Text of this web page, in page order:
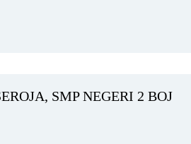
SMP NEGERI 2 BOJ